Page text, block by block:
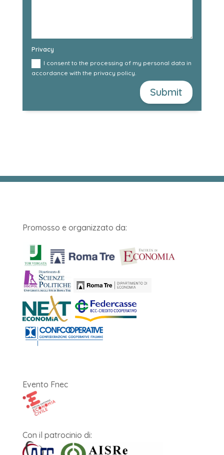
Privacy
I consent to the processing of my personal data in
accordance with the privacy policy.
Submit
Promosso e organizzato da:
Evento Fnec
Con il patrocinio di: